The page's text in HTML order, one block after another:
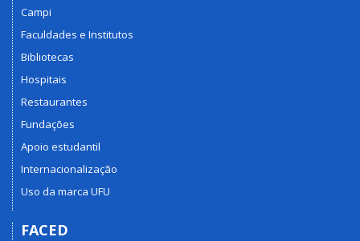
Campi
Faculdades e Institutos
Bibliotecas
Hospitais
Restaurantes
Fundações
Apoio estudantil
Internacionalização
Uso da marca UFU
FACED